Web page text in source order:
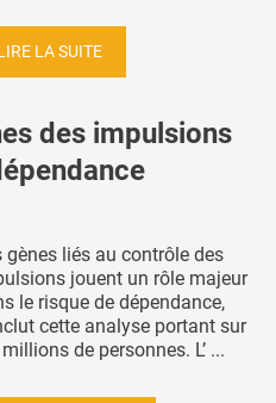
LA SUITE
des impulsions
gènes liés au contrôle des
jouent un rôle majeur
le risque de dépendance,
cette analyse portant sur
de personnes. L’ ...